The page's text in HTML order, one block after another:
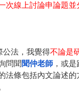
次線上討論申論題
公法，我覺得不論是
問聞 聞仲老師 ，或
法條包括內文論述